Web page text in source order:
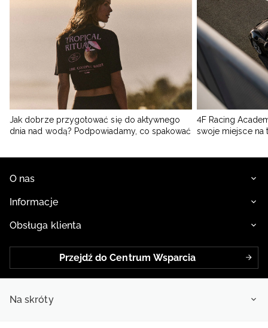
Jak dobrze przygotować się do aktywnego
dnia nad wodą? Podpowiadamy, co spakować
4F Racing
swoje miejsce na
O nas
Informacje
Obsługa klienta
Przejdź do Centrum Wsparcia
Na skróty